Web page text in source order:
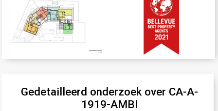
Gedetailleerd onderzoek over CA-A-
1919-AMBI